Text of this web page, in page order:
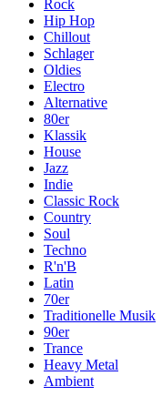
Rock
Hip Hop
Chillout
Schlager
Oldies
Electro
Alternative
80er
Klassik
House
Jazz
Indie
Classic Rock
Country
Soul
Techno
R'n'B
Latin
70er
Traditionelle Musik
90er
Trance
Heavy Metal
Ambient